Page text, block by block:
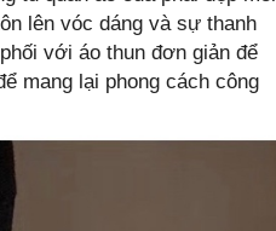
lên vóc dáng và sự thanh
với áo thun đơn giản để
mang lại phong cách công